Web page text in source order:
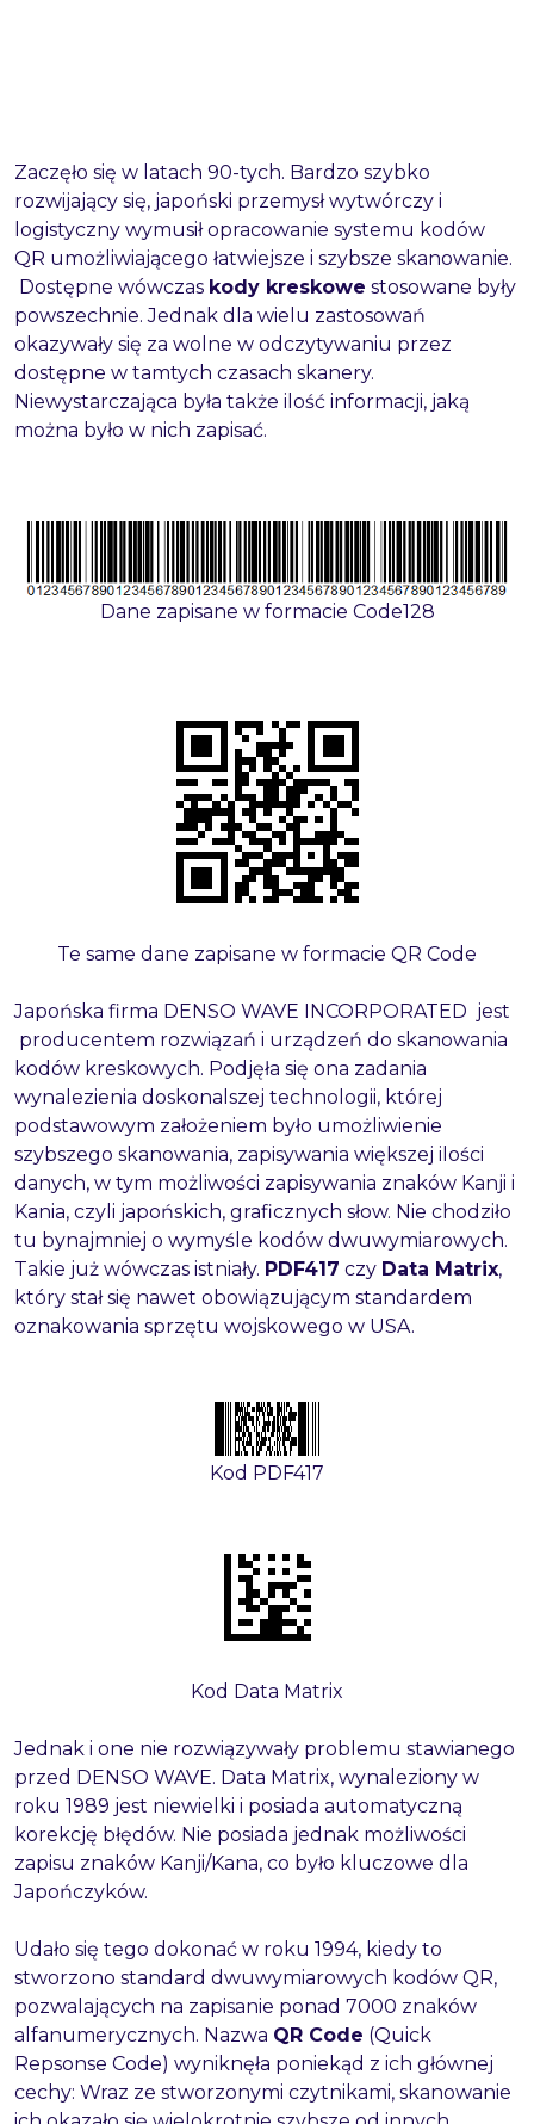
Zaczęło się w latach 90-tych. Bardzo szybko
rozwijający się, japoński przemysł wytwórczy i
logistyczny wymusił opracowanie systemu kodów
QR umożliwiającego łatwiejsze i szybsze skanowanie.
Dostępne wówczas kody kreskowe stosowane były
powszechnie. Jednak dla wielu zastosowań
okazywały się za wolne w odczytywaniu przez
dostępne w tamtych czasach skanery.
Niewystarczająca była także ilość informacji, jaką
można było w nich zapisać.
Dane zapisane w formacie Code128
Te same dane zapisane w formacie QR Code
Japońska firma DENSO WAVE INCORPORATED jest
producentem rozwiązań i urządzeń do skanowania
kodów kreskowych. Podjęła się ona zadania
wynalezienia doskonalszej technologii, której
podstawowym założeniem było umożliwienie
szybszego skanowania, zapisywania większej ilości
danych, w tym możliwości zapisywania znaków Kanji i
Kania, czyli japońskich, graficznych słow. Nie chodziło
tu bynajmniej o wymyśle kodów dwuwymiarowych.
Takie już wówczas istniały. PDF417 czy Data Matrix,
który stał się nawet obowiązującym standardem
oznakowania sprzętu wojskowego w USA.
Kod PDF417
Kod Data Matrix
Jednak i one nie rozwiązywały problemu stawianego
przed DENSO WAVE. Data Matrix, wynaleziony w
roku 1989 jest niewielki i posiada automatyczną
korekcję błędów. Nie posiada jednak możliwości
zapisu znaków Kanji/Kana, co było kluczowe dla
Japończyków.
Udało się tego dokonać w roku 1994, kiedy to
stworzono standard dwuwymiarowych kodów QR,
pozwalających na zapisanie ponad 7000 znaków
alfanumerycznych. Nazwa QR Code (Quick
Repsonse Code) wyniknęła poniekąd z ich głównej
cechy: Wraz ze stworzonymi czytnikami, skanowanie